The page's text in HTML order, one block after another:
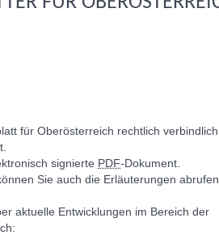
für Oberösterreich rechtlich
signierte PDF-Dokument.
Sie auch die Erläuterungen abrufen.
aktuelle Entwicklungen im Bereich der